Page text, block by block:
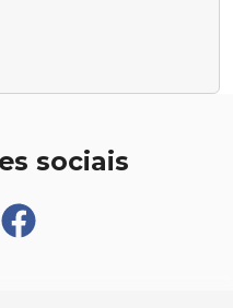
sociais